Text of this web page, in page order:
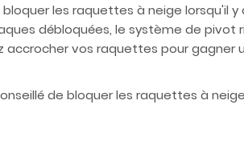
les raquettes à neige lorsqu'il
débloquées, le système de pivot
accrocher vos raquettes pour gagner
de bloquer les raquettes à